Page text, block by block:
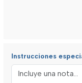
Instrucciones